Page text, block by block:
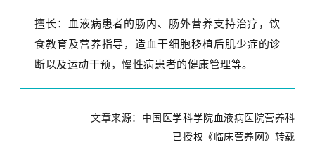
擅长：血液病患者的肠内、肠外营养支持治疗，饮
食教育及营养指导，造血干细胞移植后肌少症的诊
断以及运动干预，慢性病患者的健康管理等。
文章来源： 中国医学科学院血液病医院营养科
已授权《临床营养网》转载